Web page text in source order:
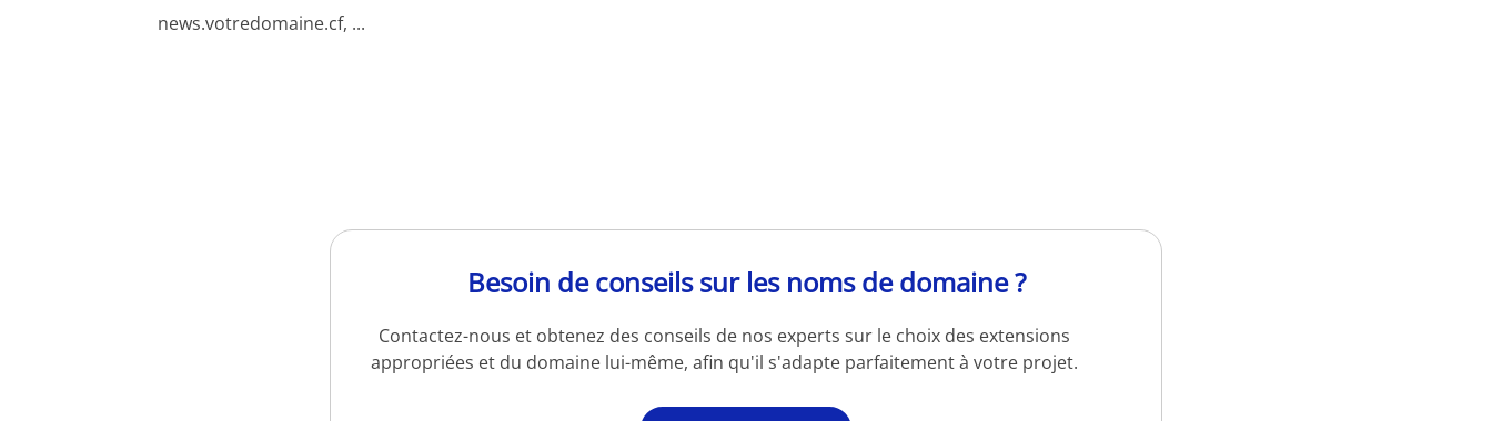
news.votredomaine.cf, ...
Besoin de conseils sur les noms de domaine ?
Contactez-nous et obtenez des conseils de nos experts sur le choix des extensions
appropriées et du domaine lui-même, afin qu'il s'adapte parfaitement à votre projet.